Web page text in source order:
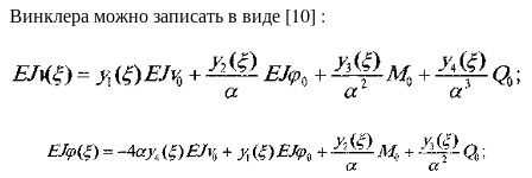
Винклера можно записать в виде [10] :